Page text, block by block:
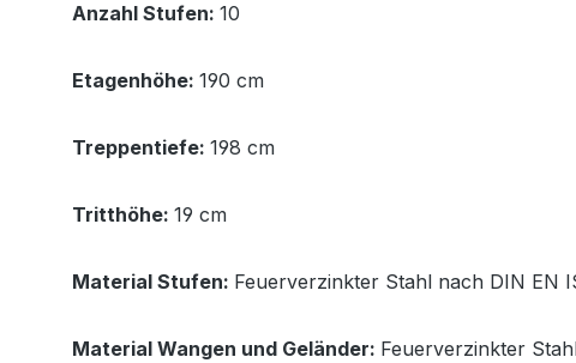
Anzahl Stufen: 10
Etagenhöhe: 190 cm
Treppentiefe: 198 cm
Tritthöhe: 19 cm
Material Stufen: Feuerverzinkter Stahl nach DIN EN
Material Wangen und Geländer: Feuerverzinkter